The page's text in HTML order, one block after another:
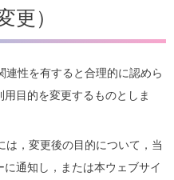
更）
連性を有すると合理的に認めら
目的を変更するものとしま
，変更後の目的について，当
通知し，または本ウェブサイ